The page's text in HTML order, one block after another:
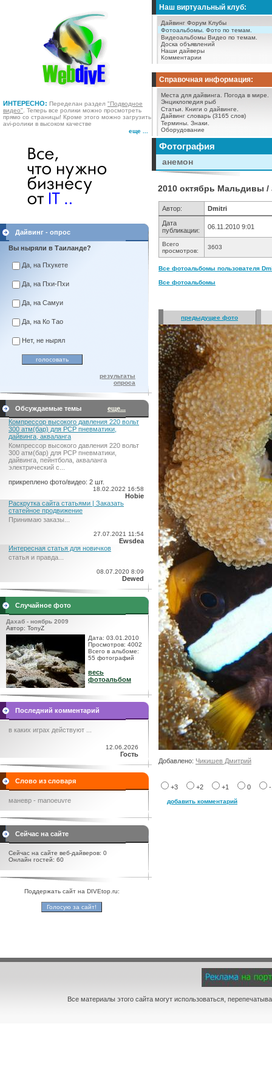
ИНТЕРЕСНО: Переделан раздел "Подводное
видео" . Теперь все ролики можно просмотреть
прямо со страницы! Кроме этого можно загрузить
avi-ролики в высоком качестве
еще ...
Наш виртуальный клуб:
Дайвинг Форум Клубы
Фотоальбомы. Фото по темам.
Видеоальбомы Видео по темам.
Доска объявлений
Наши дайверы
Комментарии
Справочная информация:
Места для дайвинга.
Погода в мире.
Энциклопедия рыб
Статьи.
Книги о дайвинге.
Дайвинг словарь (3165 слов)
Термины. Знаки.
Оборудование
Дайвинг - опрос
Вы ныряли в Таиланде?
Да, на Пхукете
Да, на Пхи-Пхи
Да, на Самуи
Да, на Ко Тао
Нет, не нырял
результаты
опроса
Обсуждаемые темы
еще...
Компрессор высокого давления 220 вольт
300 атм(бар) для PCP пневматики,
дайвинга, акваланга
Компрессор высокого давления 220 вольт
300 атм(бар) для PCP пневматики,
дайвинга, пейнтбола, акваланга
электрический c...
прикреплено фото/видео: 2 шт.
18.02.2022 16:58
Hobie
Раскрутка сайта статьями | Заказать
статейное продвижение
Принимаю заказы...
27.07.2021 11:54
Ewsdea
Интересная статья для новичков
статья и правда...
08.07.2020 8:09
Dewed
Случайное фото
Дахаб - ноябрь 2009
Автор: TonyZ
Дата: 03.01.2010
Просмотров: 4002
Всего в альбоме:
55 фотографий
весь
фотоальбом
Последний комментарий
в каких играх действуют ...
12.06.2026
Гость
Слово из словаря
маневр - manoeuvre
Сейчас на сайте
Сейчас на сайте веб-дайверов: 0
Онлайн гостей: 60
Поддержать сайт на DIVEtop.ru:
Фотография
анемон
2010 октябрь Мальдивы /
Автор:
Dmitri
Дата
публикации:
06.11.2010 9:01
Всего
просмотров:
3603
Все фотоальбомы пользователя
Все фотоальбомы
предыдущее фото
Добавлено: Чикишев Дмитрий
+3 +2 +1 0
добавить комментарий
Все материалы этого сайта могут использоваться,